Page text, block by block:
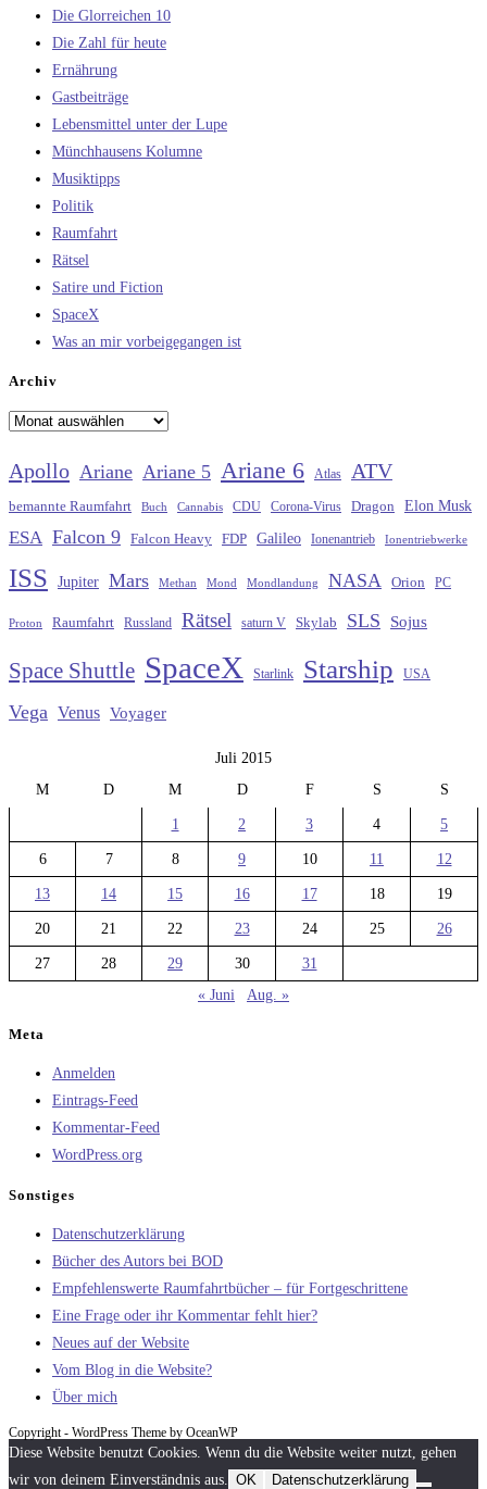
Die Glorreichen 10
Die Zahl für heute
Ernährung
Gastbeiträge
Lebensmittel unter der Lupe
Münchhausens Kolumne
Musiktipps
Politik
Raumfahrt
Rätsel
Satire und Fiction
SpaceX
Was an mir vorbeigegangen ist
Archiv
Archiv
Apollo Ariane Ariane 5 Ariane 6 Atlas ATV
bemannte Raumfahrt Buch Cannabis CDU Corona-Virus Dragon Elon Musk
ESA Falcon 9 Falcon Heavy FDP Galileo Ionenantrieb Ionentriebwerke
ISS Jupiter Mars Methan Mond Mondlandung NASA Orion PC
Proton Raumfahrt Russland Rätsel saturn V Skylab SLS Sojus
Space Shuttle SpaceX Starlink Starship USA
Vega Venus Voyager
Juli 2015
M
D M D F S S
1 2 3 4 5
6 7 8 9 10 11 12
13 14 15 16 17 18 19
20 21 22 23 24 25 26
27 28 29 30
31
« Juni
Aug. »
Meta
Anmelden
Eintrags-Feed
Kommentar-Feed
WordPress.org
Sonstiges
Datenschutzerklärung
Bücher des Autors bei BOD
Empfehlenswerte Raumfahrtbücher – für Fortgeschrittene
Eine Frage oder ihr Kommentar fehlt hier?
Neues auf der Website
Vom Blog in die Website?
Über mich
Copyright - WordPress Theme by OceanWP
Diese Website benutzt Cookies. Wenn du die Website weiter nutzt, gehen
wir von deinem Einverständnis aus.
OK Datenschutzerklärung